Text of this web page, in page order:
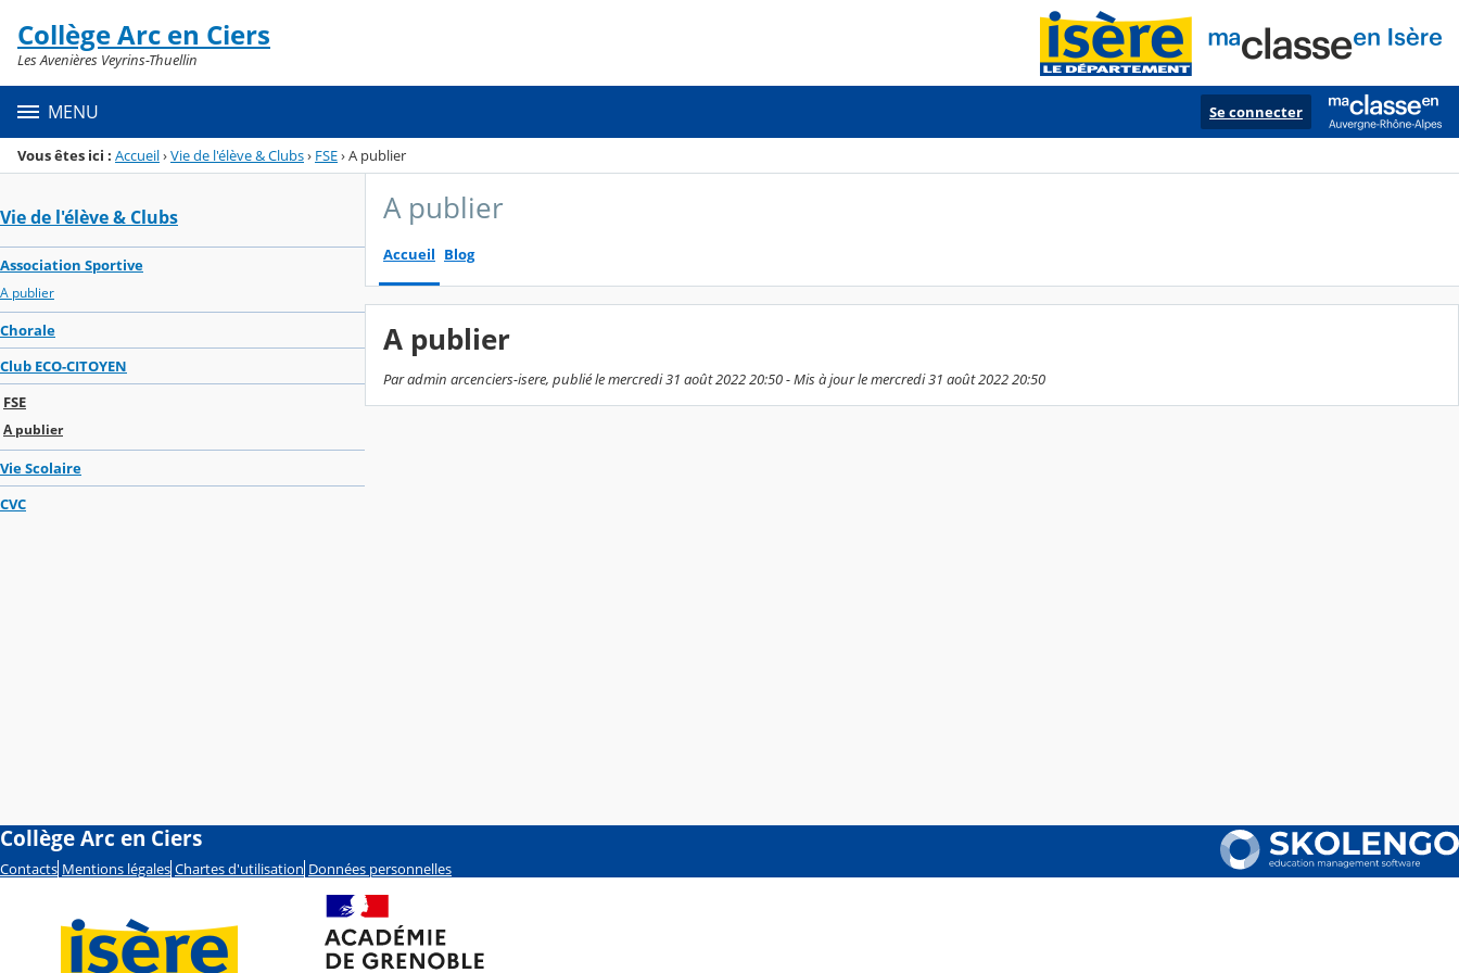
Menu de la rubrique
Contenu
Collège Arc en Ciers
Les Avenières Veyrins-Thuellin
MENU Se connecter
Vous êtes ici : Accueil›Vie de l'élève & Clubs› FSE›A publier
Vie de l'élève & Clubs
Association Sportive
A publier
Chorale
Club ECO-CITOYEN
FSE
A publier
Vie Scolaire
CVC
A publier
Accueil Blog
A publier
Par admin arcenciers-isere, publié le mercredi 31 août 2022 20:50 - Mis à jour le mercredi 31 août 2022 20:50
Collège Arc en Ciers
Contacts Mentions légales Chartes d'utilisation Données personnelles